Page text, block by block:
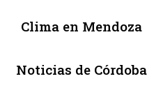
Clima en Mendoza
Noticias de Córdoba